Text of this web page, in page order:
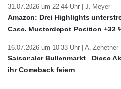
31.07.2026 um 22:44 Uhr | J. Meyer
Amazon: Drei Highlights
Case. Musterdepot-Position +32
16.07.2026 um 10:33 Uhr | A. Zehetner
Saisonaler Bullenmarkt - Diese
ihr Comeback feiern